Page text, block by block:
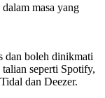
masa yang
dan boleh dinikmati
seperti Spotify,
dan Deezer.